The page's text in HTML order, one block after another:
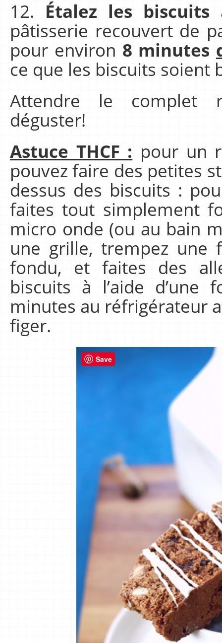
12. Étalez les biscuits
pâtisserie recouvert de
pour environ 8 minutes
ce que les biscuits soient
Attendre le complet
déguster!
Astuce THCF : pour un
pouvez faire des petites
dessus des biscuits :
faites tout simplement
micro onde (ou au bain
une grille, trempez une
fondu, et faites des
biscuits à l’aide d’une
minutes au réfrigérateur
figer.
Save